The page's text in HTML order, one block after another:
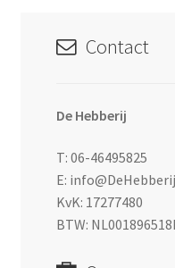
Contact
De Hebberij
T: 06-46495825
E:
KvK: 17277480
BTW: